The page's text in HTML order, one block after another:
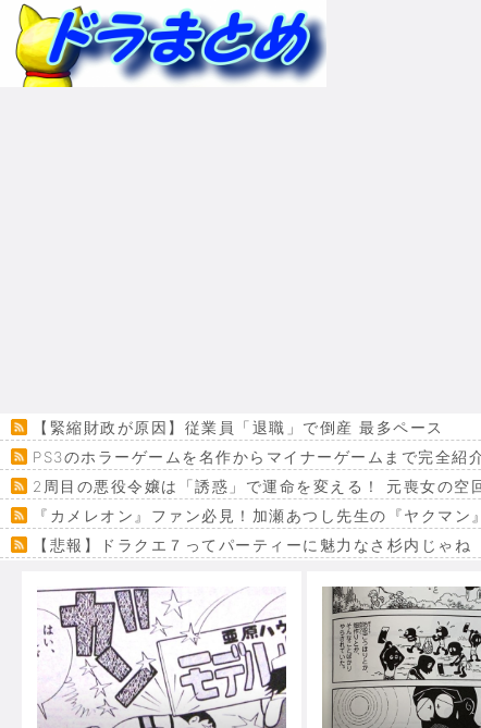
【緊縮財政が原因】従業員「退職」で倒産 最多ペース
PS3のホラーゲームを名作からマイナーゲームまで完全
2周目の悪役令嬢は「誘惑」で運命を変える！ 元喪女の空
『カメレオン』ファン必見！加瀬あつし先生の『ヤクマ
【悲報】ドラクエ７ってパーティーに魅力なさ杉内じゃね
Powered by livedoor 相互RSS